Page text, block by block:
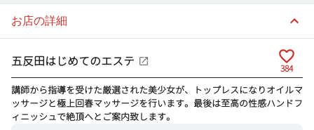
お店の詳細
五反田はじめてのエステ 384
講師から指導を受けた厳選された美少女が、トップレスになりオイルマ
ッサージと極上回春マッサージを行います。最後は至高の性感ハンドフ
ィニッシュで絶頂へとご案内致します。